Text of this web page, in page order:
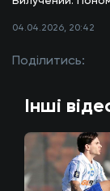
04.04.2026, 20:42
Поділитись:
Інші